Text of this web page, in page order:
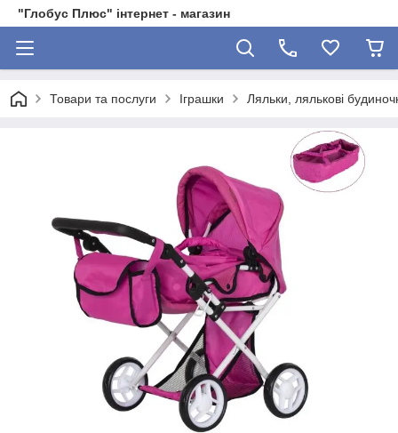
"Глобус Плюс" інтернет - магазин
Товари та послуги Іграшки Ляльки, лялькові